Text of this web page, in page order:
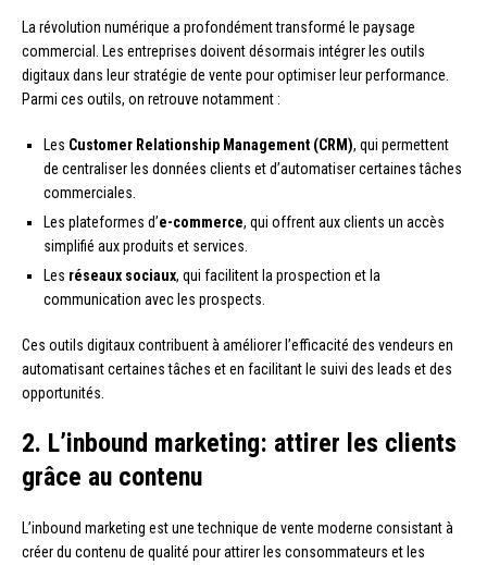
La révolution numérique a profondément transformé le paysage
commercial. Les entreprises doivent désormais intégrer les outils
digitaux dans leur stratégie de vente pour optimiser leur performance.
Parmi ces outils, on retrouve notamment :
Les Customer Relationship Management (CRM), qui permettent
de centraliser les données clients et d’automatiser certaines tâches
commerciales.
Les plateformes d’e-commerce, qui offrent aux clients un accès
simplifié aux produits et services.
Les réseaux sociaux, qui facilitent la prospection et la
communication avec les prospects.
Ces outils digitaux contribuent à améliorer l’efficacité des vendeurs en
automatisant certaines tâches et en facilitant le suivi des leads et des
opportunités.
2. L’inbound marketing: attirer les clients
grâce au contenu
L’inbound marketing est une technique de vente moderne consistant à
créer du contenu de qualité pour attirer les consommateurs et les